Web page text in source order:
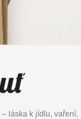
– láska k jídlu, vaření,